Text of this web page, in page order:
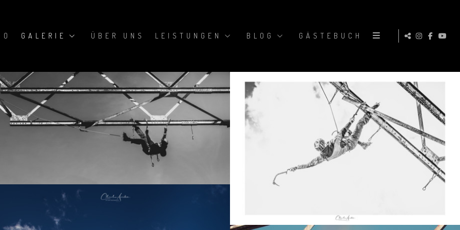
GALERIE ÜBER UNS LEISTUNGEN BLOG GÄSTEBUCH